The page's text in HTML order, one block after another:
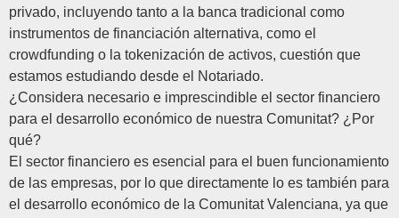
privado, incluyendo tanto a la banca tradicional como
instrumentos de financiación alternativa, como el
crowdfunding o la tokenización de activos, cuestión que
estamos estudiando desde el Notariado.
¿Considera necesario e imprescindible el sector financiero
para el desarrollo económico de nuestra Comunitat? ¿Por
qué?
El sector financiero es esencial para el buen funcionamiento
de las empresas, por lo que directamente lo es también para
el desarrollo económico de la Comunitat Valenciana, ya que